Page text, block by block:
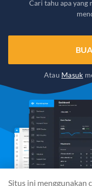
Cari tahu apa yang
Atau Masuk
Situs ini menggunakan